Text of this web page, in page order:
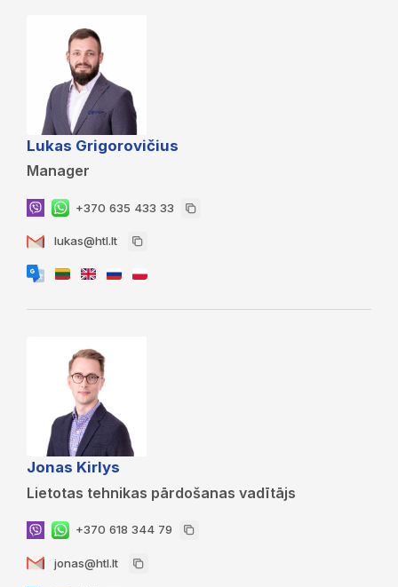
Lukas Grigorovičius
Manager
+370 635 433 33
lukas@htl.lt
Jonas Kirlys
Lietotas tehnikas pārdošanas vadītājs
+370 618 344 79
jonas@htl.lt